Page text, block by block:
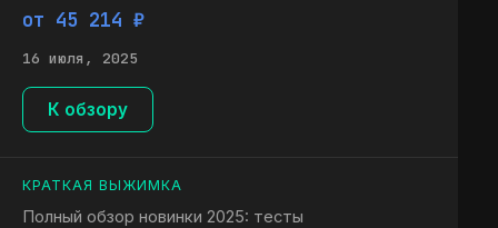
от 45 214 ₽
16 июля, 2025
К обзору
КРАТКАЯ ВЫЖИМКА
Полный обзор новинки 2025: тесты